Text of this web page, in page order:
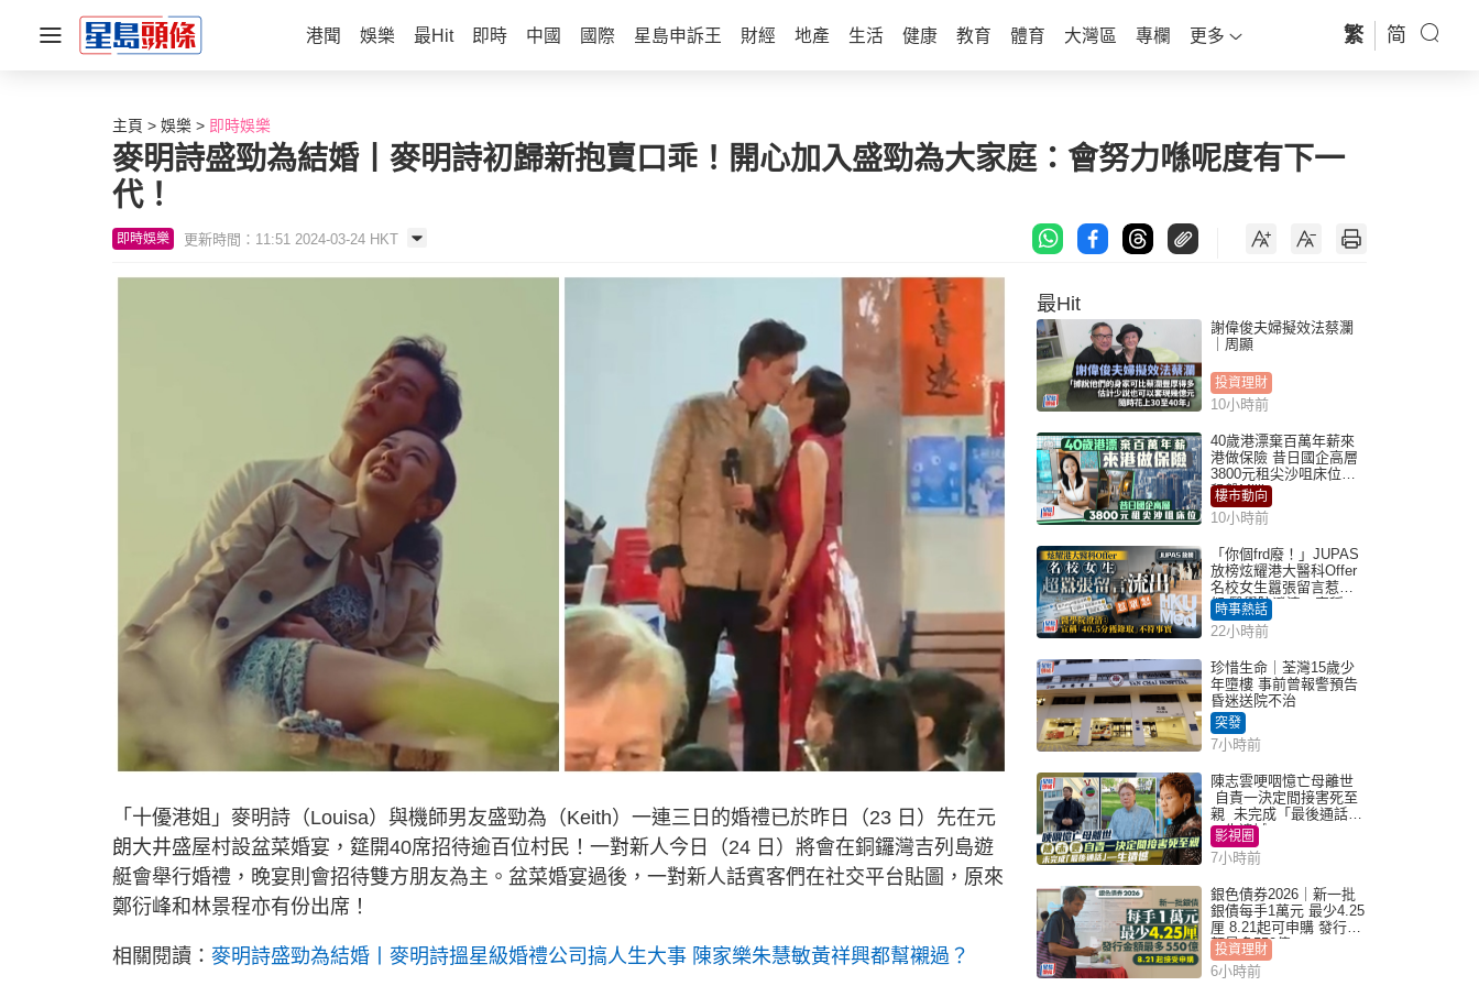
港聞 娛樂 最Hit 即時 中國 國際 星島申訴王 財經 地產 生活 健康 教育 體育 大灣區 專欄 更多 繁 简
主頁 娛樂 即時娛樂
麥明詩盛勁為結婚丨麥明詩初歸新抱賣口乖！開心加入盛勁為大家庭：會努力喺呢度有下一
代！
即時娛樂 更新時間：11:51 2024-03-24 HKT
「十優港姐」麥明詩（Louisa）與機師男友盛勁為（Keith）一連三日的婚禮已於昨日（23 日）先在元
朗大井盛屋村設盆菜婚宴，筵開40席招待逾百位村民！一對新人今日（24 日）將會在銅鑼灣吉列島遊
艇會舉行婚禮，晚宴則會招待雙方朋友為主。盆菜婚宴過後，一對新人話賓客們在社交平台貼圖，原來
鄭衍峰和林景程亦有份出席！
相關閱讀： 麥明詩盛勁為結婚丨麥明詩搵星級婚禮公司搞人生大事 陳家樂朱慧敏黃祥興都幫襯過？
最Hit
謝偉俊夫婦擬效法蔡瀾
｜周顯
投資理財
10小時前
40歲港漂棄百萬年薪來
港做保險 昔日國企高層
3800元租尖沙咀床位｜
租盤Million
樓市動向
10小時前
「你個frd廢！」JUPAS
放榜炫耀港大醫科Offer
名校女生囂張留言惹眾
怒 醫學院澄清：宣稱
「40.5分獲錄取」不符事
實｜Juicy叮
時事熱話
22小時前
珍惜生命｜荃灣15歲少
年墮樓 事前曾報警預告
昏迷送院不治
突發
7小時前
陳志雲哽咽憶亡母離世
自責一決定間接害死至
親 未完成「最後通話」
一生遺憾
影視圈
7小時前
銀色債券2026｜新一批
銀債每手1萬元 最少4.25
厘 8.21起可申購 發行金
額最多550億
投資理財
6小時前